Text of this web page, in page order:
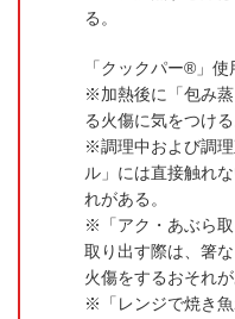
る。
「クックパー®」使
加熱後に「包み
る火傷に気をつける
調理中および調
ル」には直接触れ
れがある。
「アク・あぶら
取り出す際は、箸
火傷をするおそれが
「レンジで焼き